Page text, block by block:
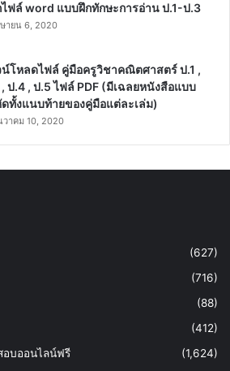
ไฟล์ word แบบฝึกทักษะการอ่าน ป.1-ป.3
ษายน 6, 2020
น์โหลดไฟล์ คู่มือครูวิชาคณิตศาสตร์ ป.1 ,
ป.4 , ป.5 ไฟล์ PDF (มีเฉลยหนังสือแบบ
ทั้งแนบท้ายของคู่มือแต่ละเล่ม)
วาคม 10, 2020
(627)
(716)
(88)
(412)
บออนไลน์ฟรี
(1,624)